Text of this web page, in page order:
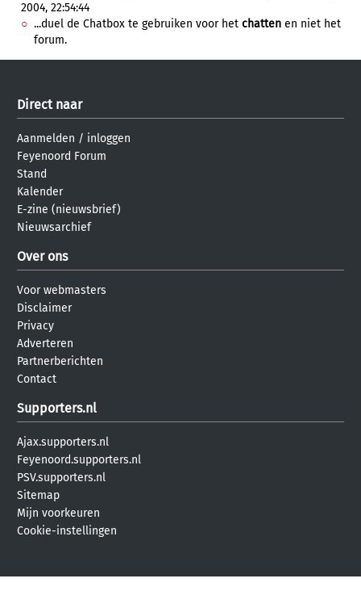
2004, 22:54:44
...duel de Chatbox te gebruiken voor het chatten en niet het
forum.
Direct naar
Aanmelden / inloggen
Feyenoord Forum
Stand
Kalender
E-zine (nieuwsbrief)
Nieuwsarchief
Over ons
Voor webmasters
Disclaimer
Privacy
Adverteren
Partnerberichten
Contact
Supporters.nl
Ajax.supporters.nl
Feyenoord.supporters.nl
PSV.supporters.nl
Sitemap
Mijn voorkeuren
Cookie-instellingen